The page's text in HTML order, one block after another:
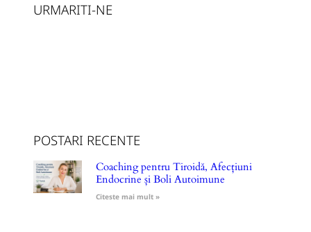
URMARITI-NE
POSTARI RECENTE
Coaching pentru Tiroidă, Afecțiuni
Endocrine și Boli Autoimune
Citeste mai mult »